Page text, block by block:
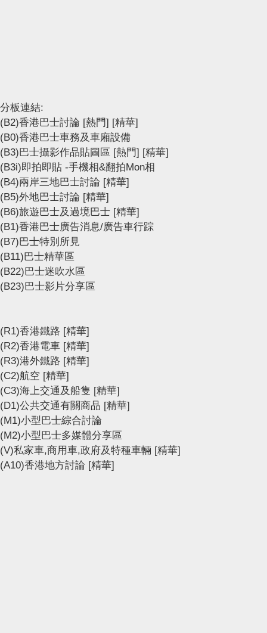
分板連結:
(B2)香港巴士討論 [熱門] [精華]
(B0)香港巴士車務及車廂設備
(B3)巴士攝影作品貼圖區 [熱門] [精華]
(B3i)即拍即貼 -手機相&翻拍Mon相
(B4)兩岸三地巴士討論 [精華]
(B5)外地巴士討論 [精華]
(B6)旅遊巴士及過境巴士 [精華]
(B1)香港巴士廣告消息/廣告車行踪
(B7)巴士特別所見
(B11)巴士精華區
(B22)巴士迷吹水區
(B23)巴士影片分享區
(R1)香港鐵路 [精華]
(R2)香港電車 [精華]
(R3)港外鐵路 [精華]
(C2)航空 [精華]
(C3)海上交通及船隻 [精華]
(D1)公共交通有關商品 [精華]
(M1)小型巴士綜合討論
(M2)小型巴士多媒體分享區
(V)私家車,商用車,政府及特種車輛 [精華]
(A10)香港地方討論 [精華]